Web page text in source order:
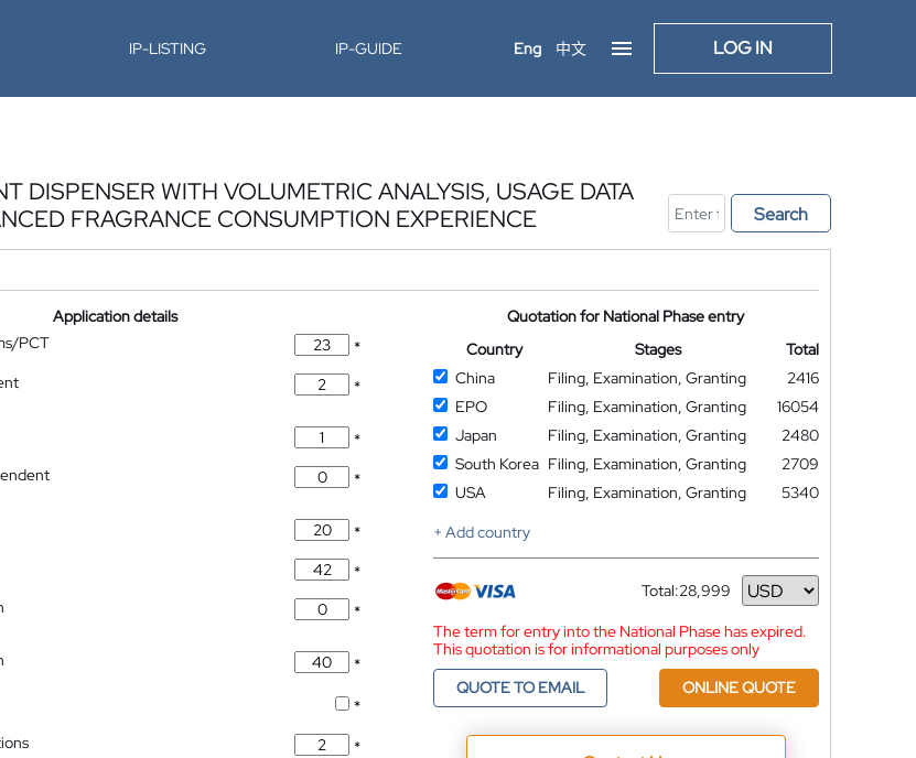
IP-LISTING IP-GUIDE Eng 中文 LOG IN
WITH VOLUMETRIC ANALYSIS, USAGE DATA
FRAGRANCE CONSUMPTION EXPERIENCE
Search
Application details
PCT
*
*
*
*
*
*
*
*
*
*
Quotation for National Phase entry
Country
Stages
Total
China
Filing, Examination, Granting
2416
EPO
Filing, Examination, Granting
16054
Japan
Filing, Examination, Granting
2480
South Korea Filing, Examination, Granting
2709
USA
Filing, Examination, Granting
5340
+ Add country
Total:28,999
Currency
The term for entry into the National Phase has expired.
This quotation is for informational purposes only
QUOTE TO EMAIL
ONLINE QUOTE